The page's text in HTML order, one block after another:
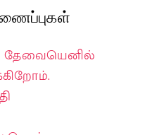
தேவையெனில்